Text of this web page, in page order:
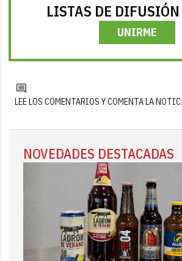
LISTAS DE DIFUSIÓN
UNIRME
LEE LOS COMENTARIOS Y COMENTA LA
NOVEDADES DESTACADAS